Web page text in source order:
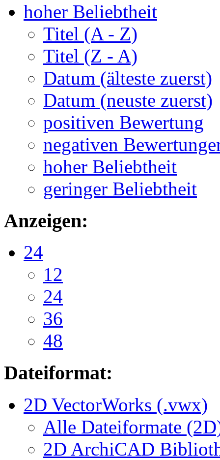
hoher Beliebtheit
Titel (A - Z)
Titel (Z - A)
Datum (älteste zuerst)
Datum (neuste zuerst)
positiven Bewertung
negativen
hoher Beliebtheit
geringer Beliebtheit
Anzeigen:
24
12
24
36
48
Dateiformat:
2D VectorWorks (.vwx)
Alle Dateiformate
2D ArchiCAD